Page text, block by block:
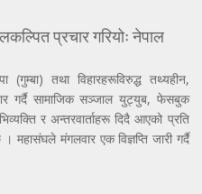
प्रचार गरियोः नेपाल
(गुम्बा) तथा विहारहरूविरुद्ध तथ्यहीन,
गर्दै सामाजिक सञ्जाल युट्युब, फेसबुक
र अन्तरवार्ताहरू दिदै आएको प्रति
महासंघले मंगलवार एक विज्ञप्ति जारी गर्दै